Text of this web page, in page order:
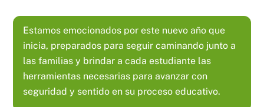
Estamos emocionados por este nuevo año que
inicia, preparados para seguir caminando junto a
las familias y brindar a cada estudiante las
herramientas necesarias para avanzar con
seguridad y sentido en su proceso educativo.